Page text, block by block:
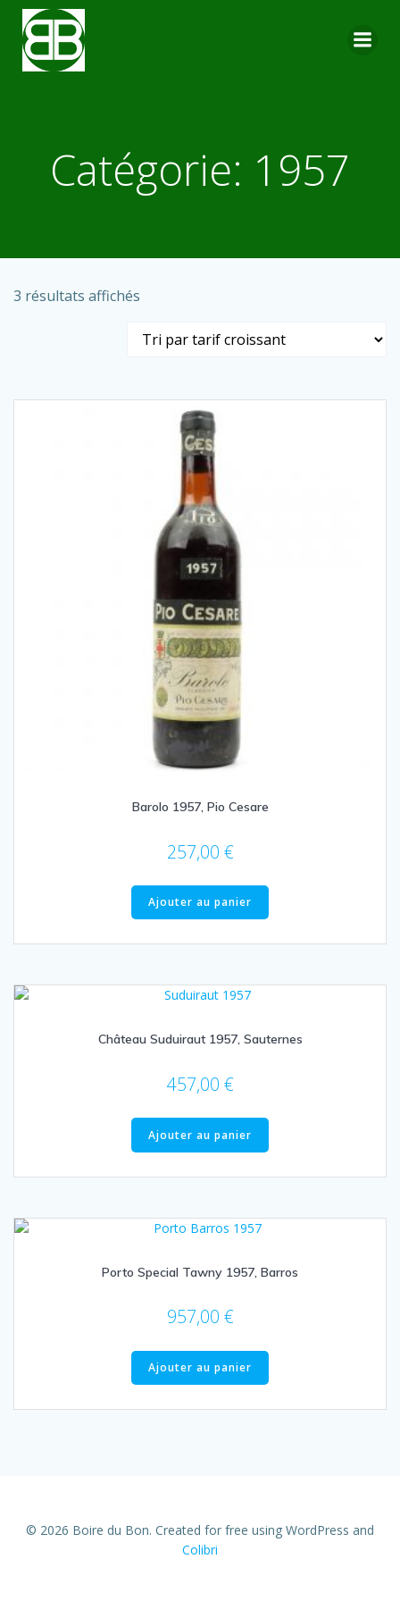
Catégorie: 1957
3 résultats affichés
prix
Barolo 1957, Pio Cesare
257,00 €
Ajouter au panier
Château Suduiraut 1957, Sauternes
457,00 €
Ajouter au panier
Porto Special Tawny 1957, Barros
957,00 €
Ajouter au panier
© 2026 Boire du Bon. Created for free using WordPress and
Colibri